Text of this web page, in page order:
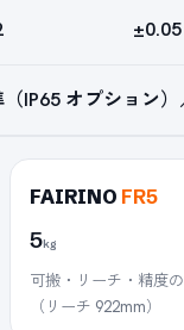
±0.05
IP65 オプション
FAIRINO FR5
5kg
可搬・リーチ・精度
（リーチ 922mm）